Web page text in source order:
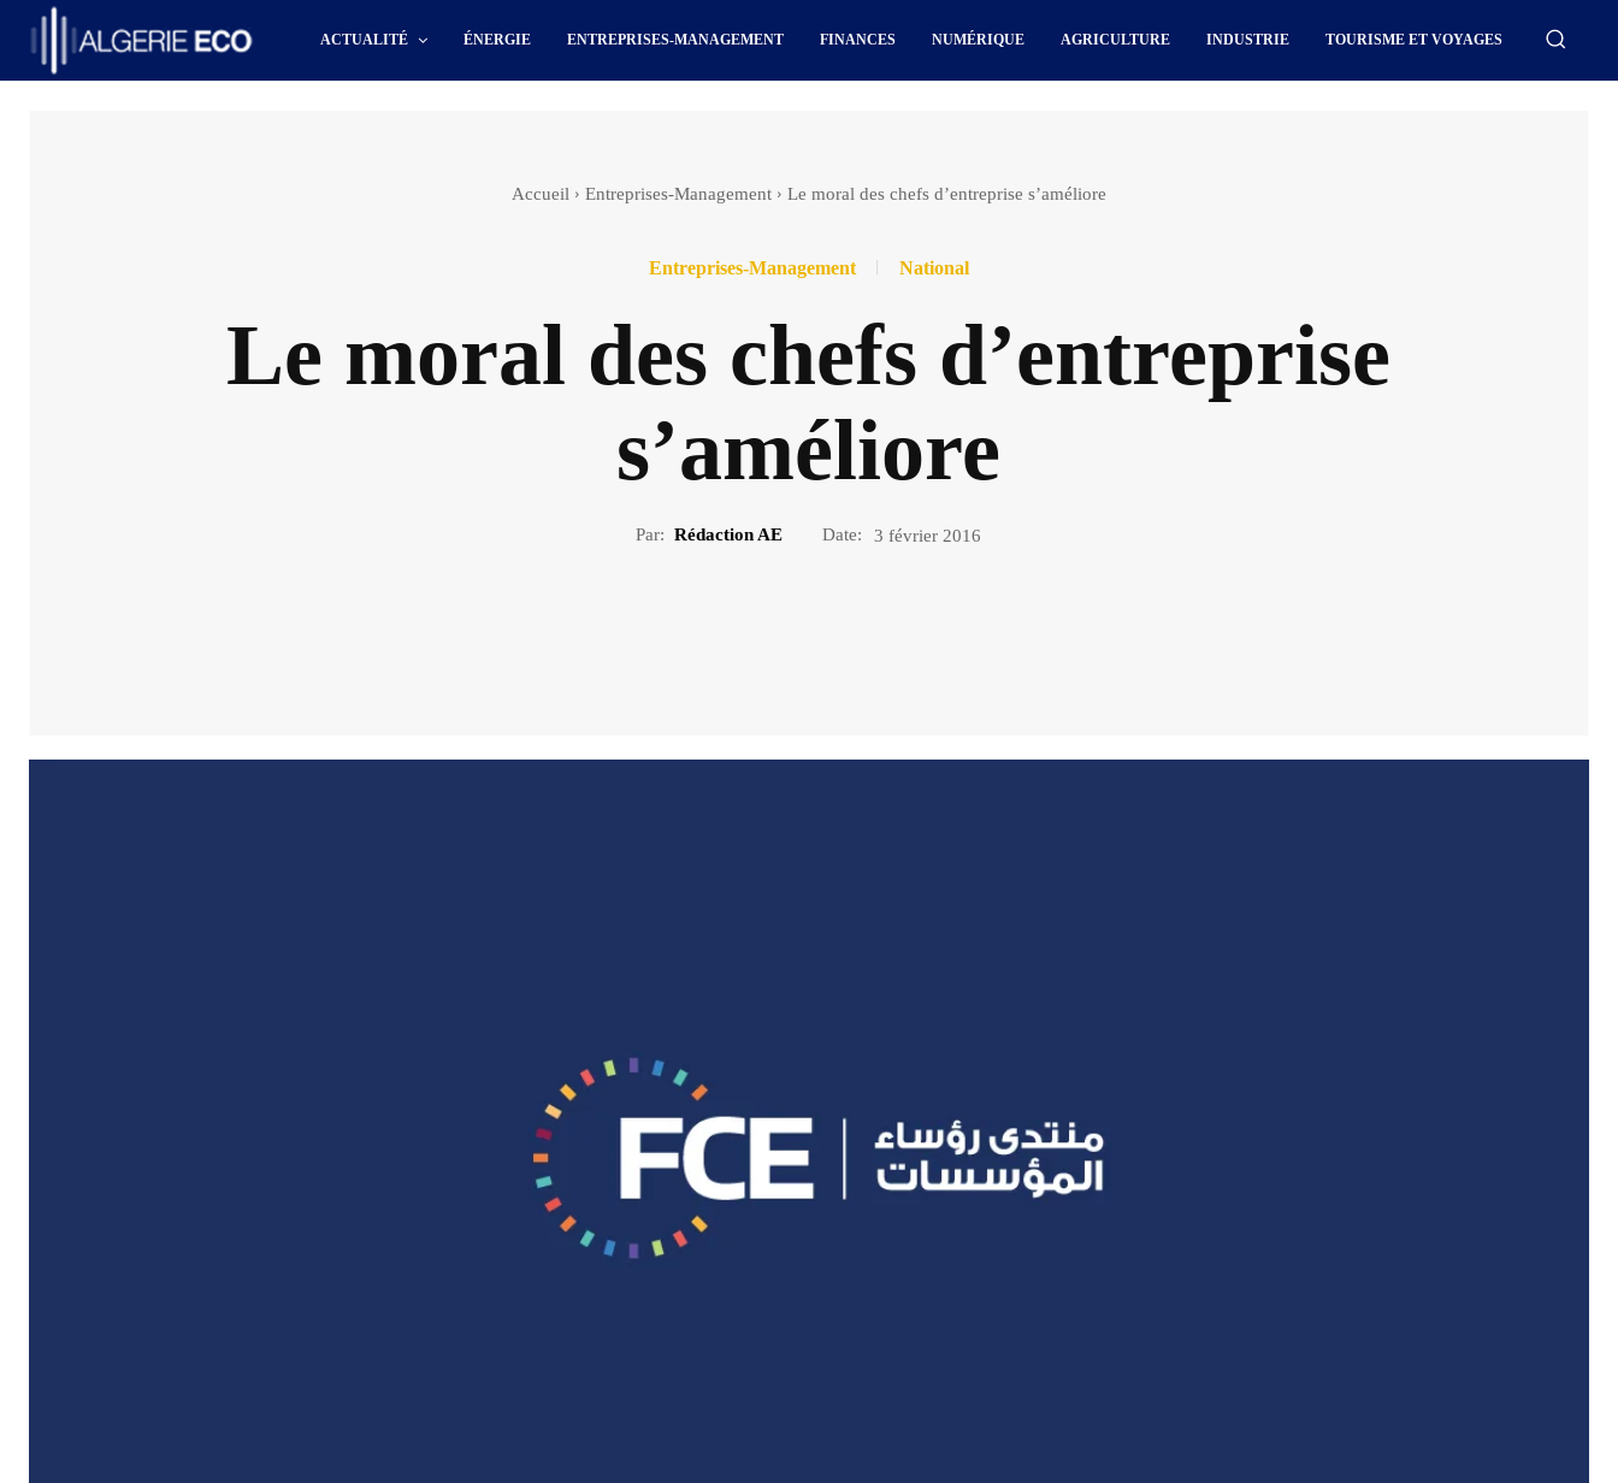
ACTUALITÉ ÉNERGIE ENTREPRISES-MANAGEMENT FINANCES NUMÉRIQUE AGRICULTURE INDUSTRIE TOURISME ET VOYAGES
Accueil Entreprises-Management Le moral des chefs d’entreprise s’améliore
Entreprises-Management National
Le moral des chefs d’entreprise
s’améliore
Par: Rédaction AE Date: 3 février 2016